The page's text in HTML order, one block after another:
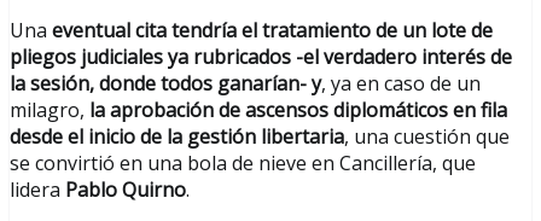
Una eventual cita tendría el tratamiento de un lote de
pliegos judiciales ya rubricados -el verdadero interés de
la sesión, donde todos ganarían- y, ya en caso de un
milagro, la aprobación de ascensos diplomáticos en fila
desde el inicio de la gestión libertaria, una cuestión que
se convirtió en una bola de nieve en Cancillería, que
lidera Pablo Quirno.